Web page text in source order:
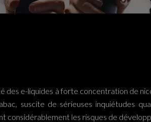
des e-liquides à forte concentration de
suscite de sérieuses inquiétudes
considérablement les risques de